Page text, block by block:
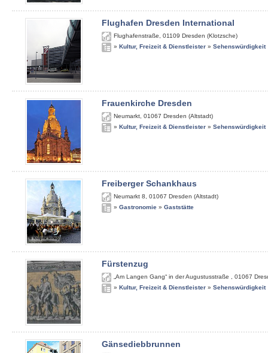
Flughafen Dresden International
Flughafenstraße 01109 Dresden (Klotzsche)
» Kultur, Freizeit & Dienstleister » Sehenswürdigkeit
Frauenkirche Dresden
Neumarkt 01067 Dresden (Altstadt)
» Kultur, Freizeit & Dienstleister » Sehenswürdigkeit
Freiberger Schankhaus
Neumarkt 8 01067 Dresden (Altstadt)
» Gastronomie » Gaststätte
Fürstenzug
„Am Langen Gang“ in der Augustusstraße 01067
» Kultur, Freizeit & Dienstleister » Sehenswürdigkeit
Gänsediebbrunnen